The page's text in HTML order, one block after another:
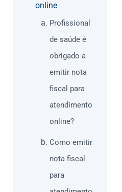
online
Profissional
de saúde é
obrigado a
emitir nota
fiscal para
atendimento
online?
Como emitir
nota fiscal
para